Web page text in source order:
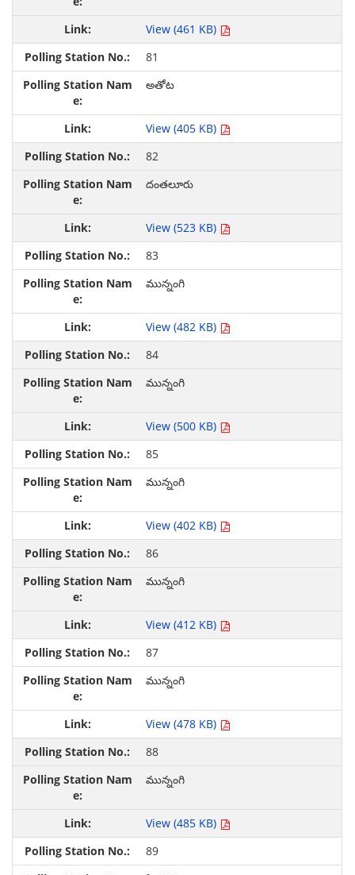
View (461 KB)
81
అతోట
View (405 KB)
82
దంతలూరు
View (523 KB)
83
మున్నంగి
View (482 KB)
84
మున్నంగి
View (500 KB)
85
మున్నంగి
View (402 KB)
86
మున్నంగి
View (412 KB)
87
మున్నంగి
View (478 KB)
88
మున్నంగి
View (485 KB)
89